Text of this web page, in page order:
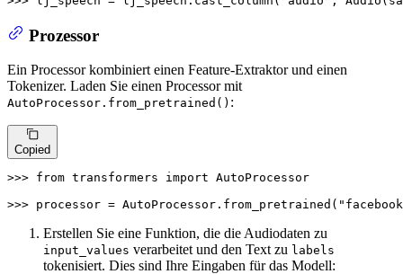
Prozessor
Ein Processor kombiniert einen Feature-Extraktor und einen
Tokenizer. Laden Sie einen Processor mit
AutoProcessor.from_pretrained() :
Copied
>>> from transformers import AutoProcessor
>>> processor = AutoProcessor.from_pretrained(
Erstellen Sie eine Funktion, die die Audiodaten zu
input_values verarbeitet und den Text zu labels
tokenisiert. Dies sind Ihre Eingaben für das Modell: